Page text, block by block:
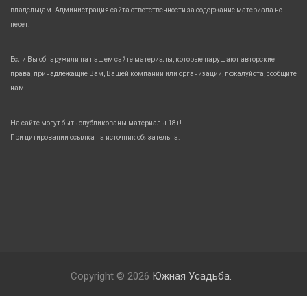
владельцам. Администрация сайта ответственности за содержание материала не
несет.
Если Вы обнаружили на нашем сайте материалы, которые нарушают авторские
права, принадлежащие Вам, Вашей компании или организации, пожалуйста, сообщите
нам.
На сайте могут быть опубликованы материалы 18+!
При цитировании ссылка на источник обязательна.
Copyright © 2026 Южная Усадьба.